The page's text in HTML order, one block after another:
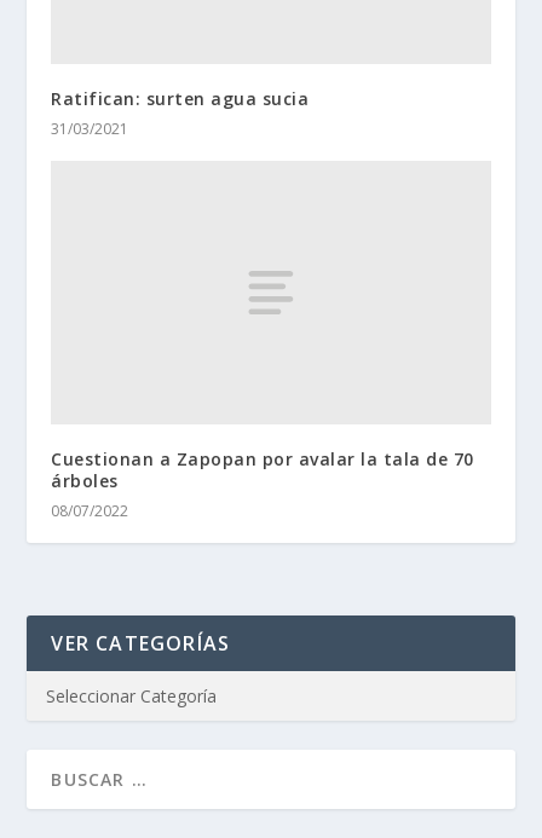
Ratifican: surten agua sucia
31/03/2021
Cuestionan a Zapopan por avalar la tala de 70
árboles
08/07/2022
VER CATEGORÍAS